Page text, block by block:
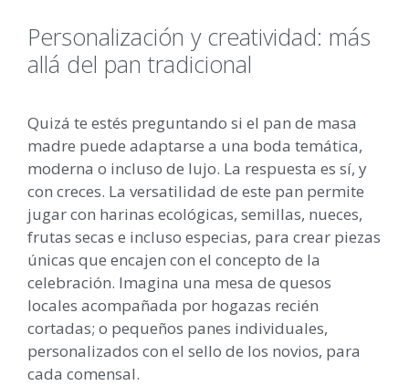
Personalización y creatividad: más
allá del pan tradicional
Quizá te estés preguntando si el pan de masa
madre puede adaptarse a una boda temática,
moderna o incluso de lujo. La respuesta es sí, y
con creces. La versatilidad de este pan permite
jugar con harinas ecológicas, semillas, nueces,
frutas secas e incluso especias, para crear piezas
únicas que encajen con el concepto de la
celebración. Imagina una mesa de quesos
locales acompañada por hogazas recién
cortadas; o pequeños panes individuales,
personalizados con el sello de los novios, para
cada comensal.